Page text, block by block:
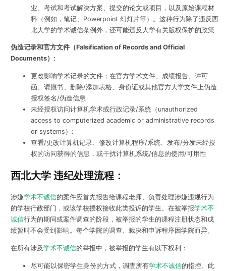
业、考试和考试解决方案、提交的论文或项目，以及原始课程材
料（例如，笔记、Powerpoint 幻灯片等）。这种行为除了违反西
北大学的学术诚信条例外，还可能违反大学有关版权保护的政策
伪造记录和官方文件（Falsification of Records and Official
Documents）:
更改影响学术记录的文件；在官方学术文件、成绩报告、许可
函、请愿书、删除/添加表格、身份证或其他官方大学文件上伪造
授权签名/伪造信息
未经授权访问计算机学术或行政记录/系统（unauthorized
access to computerized academic or administrative records
or systems）:
查看/更改计算机记录、修改计算机程序/系统、发布/分发未经授
权的访问获得的信息，或干扰计算机系统/信息的使用/可用性
西北大学 违纪处理流程：
涉嫌学术不诚信的案件应首先报告给课程老师、负责处理涉嫌违规行为
的学校行政部门，或该学校授权接收此类投诉的学生。在被举报学术不
诚信行为的期间或案件调查的阶段，被举报的学生的课程注册状态和成
绩暂时不会受到影响。每个学院的调查、裁决和申诉程序因学院而异。
在所有涉及学术不诚信的举报中，被举报的学生有以下权利：
尽可能以保密学生身份的方式，调查所有学术不诚信的指控。此